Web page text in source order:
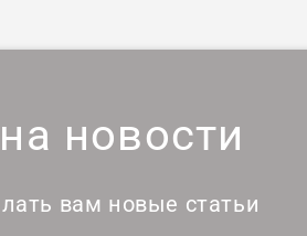
новости
вам новые статьи